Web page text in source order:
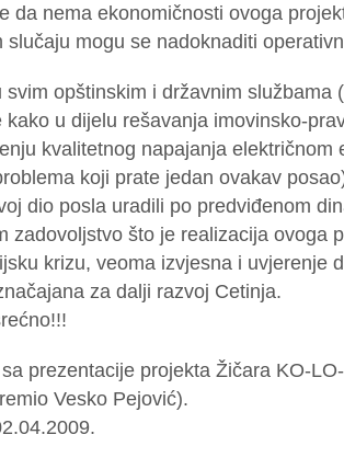
da nema ekonomičnosti ovoga
slučaju mogu se nadoknaditi
svim opštinskim i državnim službama
kako u dijelu rešavanja imovinsko-
kvalitetnog napajanja električnom
koji prate jedan ovakav
dio posla uradili po predviđenom
zadovoljstvo što je realizacija ovoga
krizu, veoma izvjesna i uvjerenje
za dalji razvoj Cetinja.
prezentacije projekta Žičara KO-
Vesko Pejović).